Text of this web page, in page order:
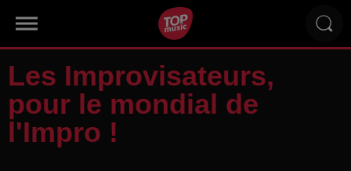
Les Improvisateurs,
pour le mondial de
l'Impro !